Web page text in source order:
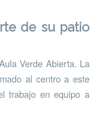
de su patio
Verde Abierta. La
al centro a este
trabajo en equipo a